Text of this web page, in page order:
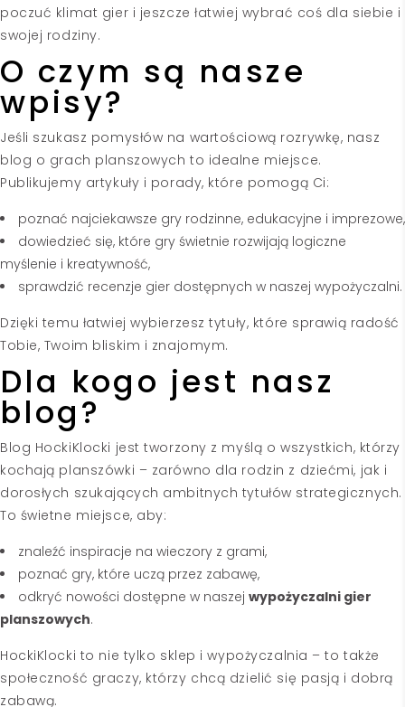
poczuć klimat gier i jeszcze łatwiej wybrać coś dla siebie i
swojej rodziny.
O czym są nasze
wpisy?
Jeśli szukasz pomysłów na wartościową rozrywkę, nasz
blog o grach planszowych to idealne miejsce.
Publikujemy artykuły i porady, które pomogą Ci:
poznać najciekawsze gry rodzinne, edukacyjne i imprezowe,
dowiedzieć się, które gry świetnie rozwijają logiczne
myślenie i kreatywność,
sprawdzić recenzje gier dostępnych w naszej wypożyczalni.
Dzięki temu łatwiej wybierzesz tytuły, które sprawią radość
Tobie, Twoim bliskim i znajomym.
Dla kogo jest nasz
blog?
Blog HockiKlocki jest tworzony z myślą o wszystkich, którzy
kochają planszówki – zarówno dla rodzin z dziećmi, jak i
dorosłych szukających ambitnych tytułów strategicznych.
To świetne miejsce, aby:
znaleźć inspiracje na wieczory z grami,
poznać gry, które uczą przez zabawę,
odkryć nowości dostępne w naszej wypożyczalni gier
planszowych.
HockiKlocki to nie tylko sklep iwypożyczalnia – to także
społeczność graczy, którzy chcą dzielić się pasją i dobrą
zabawą.